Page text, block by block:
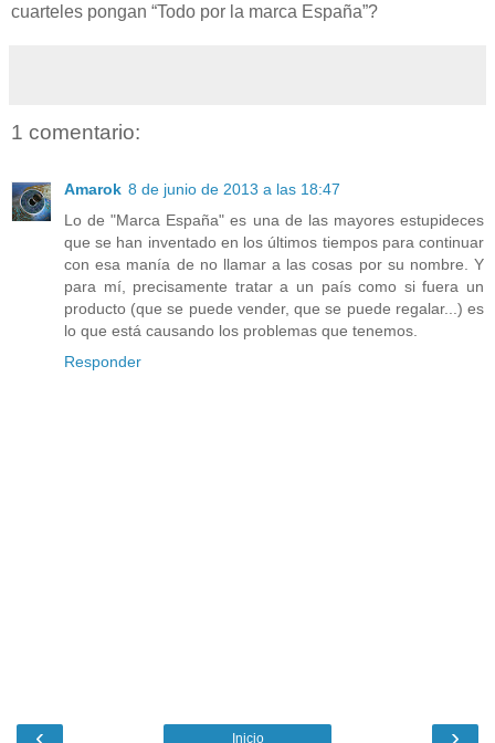
cuarteles pongan “Todo por la marca España”?
1 comentario:
Amarok 8 de junio de 2013 a las 18:47
Lo de "Marca España" es una de las mayores estupideces
que se han inventado en los últimos tiempos para continuar
con esa manía de no llamar a las cosas por su nombre. Y
para mí, precisamente tratar a un país como si fuera un
producto (que se puede vender, que se puede regalar...) es
lo que está causando los problemas que tenemos.
Responder
‹ ›
Inicio